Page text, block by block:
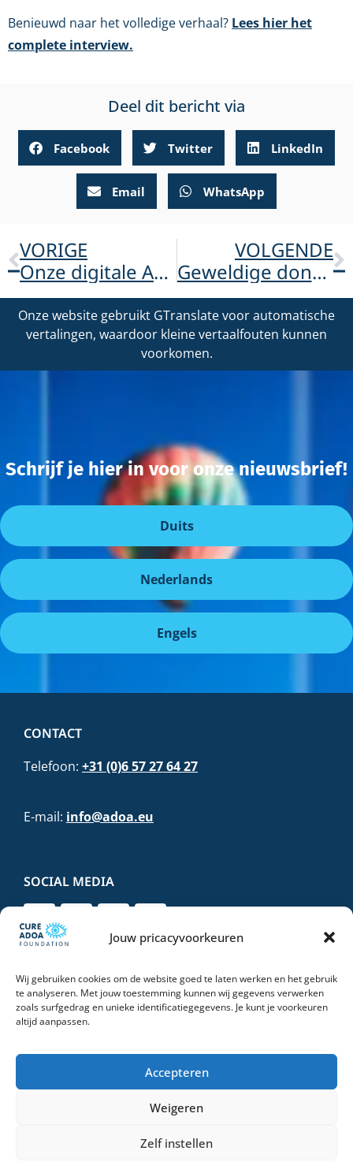
Jouw pricacyvoorkeuren
Wij gebruiken cookies om de website goed te laten werken en het gebruik
te analyseren. Met jouw toestemming kunnen wij gegevens verwerken
zoals surfgedrag en unieke identificatiegegevens. Je kunt je voorkeuren
altijd aanpassen.
Accepteren
Weigeren
Zelf instellen
Benieuwd naar het volledige verhaal? Lees hier het
complete interview.
Deel dit bericht via
Facebook Twitter LinkedIn
Email WhatsApp
VORIGE
Onze digitale ADOA-brochures zijn nu beschikbaar in het Deens!
VOLGENDE
Geweldige donatie van Kringloopwinkel “De Recycling”!
Onze website gebruikt GTranslate voor automatische
vertalingen, waardoor kleine vertaalfouten kunnen
voorkomen.
Schrijf je hier in voor onze nieuwsbrief!
Duits
Nederlands
Engels
CONTACT
Telefoon: +31 (0)6 57 27 64 27
E-mail: info@adoa.eu
SOCIAL MEDIA
DONEER VEILIG EN VERTROUWD
© 2026 Stichting Cure ADOA Foundation | All Rights Reserved |